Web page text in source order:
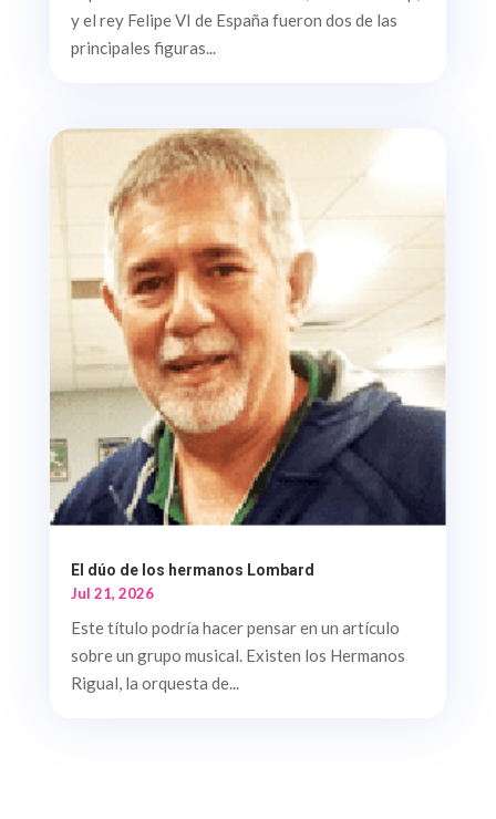
y el rey Felipe VI de España fueron dos de las
principales figuras...
El dúo de los hermanos Lombard
Jul 21, 2026
Este título podría hacer pensar en un artículo
sobre un grupo musical. Existen los Hermanos
Rigual, la orquesta de...